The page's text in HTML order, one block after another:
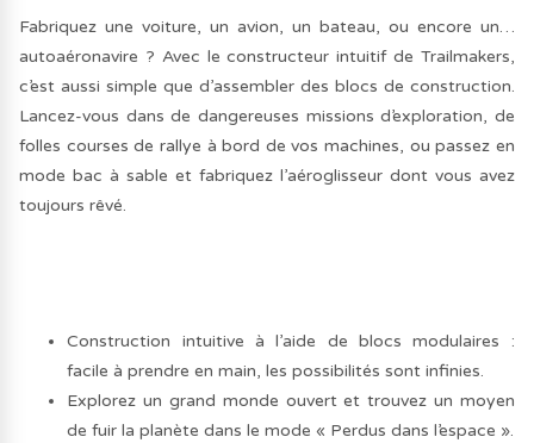
Fabriquez une voiture, un avion, un bateau, ou encore un…
autoaéronavire ? Avec le constructeur intuitif de Trailmakers,
c’est aussi simple que d’assembler des blocs de construction.
Lancez-vous dans de dangereuses missions d’exploration, de
folles courses de rallye à bord de vos machines, ou passez en
mode bac à sable et fabriquez l’aéroglisseur dont vous avez
toujours rêvé.
Construction intuitive à l’aide de blocs modulaires :
facile à prendre en main, les possibilités sont infinies.
Explorez un grand monde ouvert et trouvez un moyen
de fuir la planète dans le mode « Perdus dans l’espace ».